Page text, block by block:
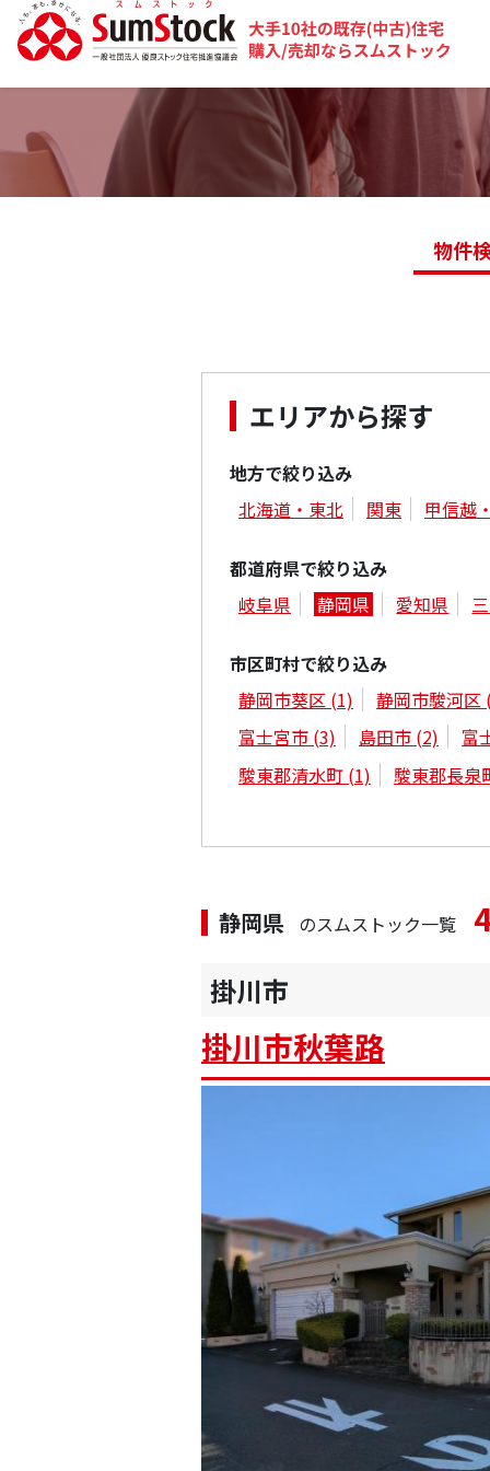
物件
エリアから探す
地方で絞り込み
北海道・東北
関東 甲信越
都道府県で絞り込み
岐阜県
静岡県 愛知県
市区町村で絞り込み
静岡市葵区 (1) 静岡市駿河区
富士宮市 (3) 島田市 (2)
富
駿東郡清水町 (1) 駿東郡長泉
静岡県 のスムストック一覧
掛川市
掛川市秋葉路